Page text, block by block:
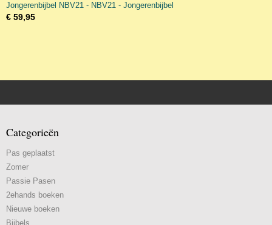
Jongerenbijbel NBV21 - NBV21 - Jongerenbijbel
€ 59,95
Categorieën
Pas geplaatst
Zomer
Passie Pasen
2ehands boeken
Nieuwe boeken
Bijbels